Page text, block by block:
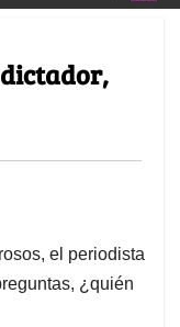
el periodista
¿quién